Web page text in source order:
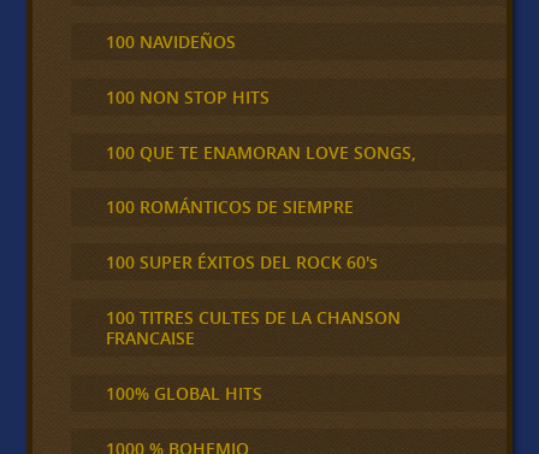
100 NAVIDEÑOS
100 NON STOP HITS
100 QUE TE ENAMORAN LOVE SONGS,
100 ROMÁNTICOS DE SIEMPRE
100 SUPER ÉXITOS DEL ROCK 60's
100 TITRES CULTES DE LA CHANSON
FRANCAISE
100% GLOBAL HITS
1000 % BOHEMIO